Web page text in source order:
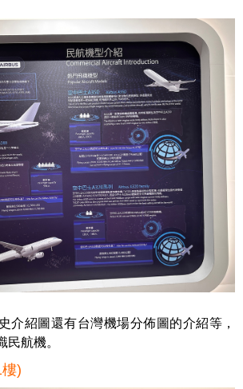
介紹圖還有台灣機場分佈圖的介紹等，
民航機。
)